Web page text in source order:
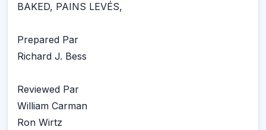
BAKED, PAINS LEVÉS,
Prepared Par
Richard J. Bess
Reviewed Par
William Carman
Ron Wirtz